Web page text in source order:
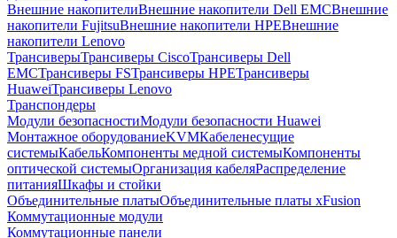
Внешние накопителиВнешние накопители Dell EMCВнешние
накопители FujitsuВнешние накопители HPEВнешние
накопители Lenovo
ТрансиверыТрансиверы CiscoТрансиверы Dell
EMCТрансиверы FSТрансиверы HPEТрансиверы
HuaweiТрансиверы Lenovo
Транспондеры
Модули безопасностиМодули безопасности Huawei
Монтажное оборудованиеKVMКабеленесущие
системыКабельКомпоненты медной системыКомпоненты
оптической системыОрганизация кабеляРаспределение
питанияШкафы и стойки
Объединительные платыОбъединительные платы xFusion
Коммутационные модули
Коммутационные панели